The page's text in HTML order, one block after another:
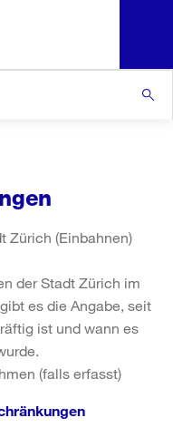
Zürich (Einbahnen)
der Stadt Zürich im
es die Angabe, seit
ist und wann es
(falls erfasst)